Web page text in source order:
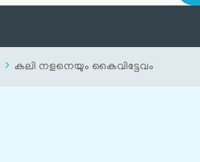
കലി നളനെയും കൈവിട്ടേവം